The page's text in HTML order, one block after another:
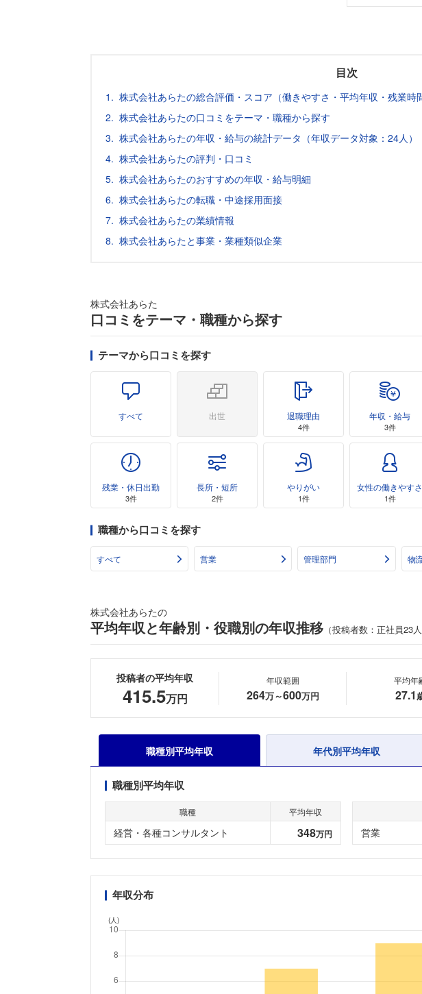
目次
株式会社あらたの総合評価・スコア（働きやすさ・平均年収・残業時
株式会社あらたの口コミをテーマ・職種から探す
株式会社あらたの年収・給与の統計データ（年収データ対象：24人）
株式会社あらたの評判・口コミ
株式会社あらたのおすすめの年収・給与明細
株式会社あらたの転職・中途採用面接
株式会社あらたの業績情報
株式会社あらたと事業・業種類似企業
株式会社あらた
口コミをテーマ・職種から探す
テーマから口コミを探す
すべて 出世 退職理由
4件
年収・給与
3件
残業・休日出勤
3件
長所・短所
2件
やりがい
1件
女性の働きやすさ
1件
職種から口コミを探す
すべて 営業 管理部門 物
株式会社あらたの
平均年収と年齢別・役職別の年収推移 （投稿者数：正社員23人
投稿者の平均年収
415.5万円
年収範囲
264万～600万円
平均年
27.1
職種別平均年収 年代別平均年収
職種別平均年収
職種 平均年収
経営・各種コンサルタント 348万円 営業
年収分布
(人)